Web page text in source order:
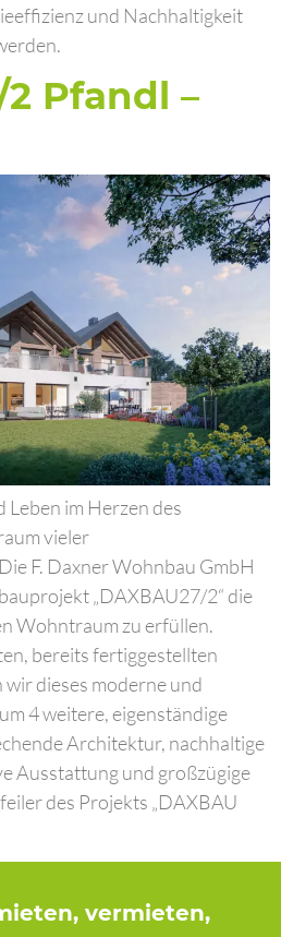
und Nachhaltigkeit
Pfandl –
im Herzen des
vieler
F. Daxner Wohnbau GmbH
„DAXBAU27/2“ die
Wohntraum zu erfüllen.
bereits fertiggestellten
dieses moderne und
4 weitere, eigenständige
Architektur, nachhaltige
Ausstattung und großzügige
des Projekts „DAXBAU
vermieten,